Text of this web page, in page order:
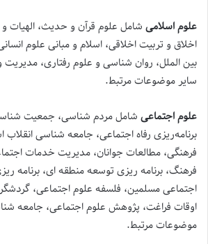
علوم اسلامی شامل علوم قرآن و حدیث، الهیات
اخلاق و تربیت اخلاقی، اسلام و مبانی علوم
بین الملل، روان شناسی و علوم رفتاری، مدیریت
سایر موضوعات مرتبط.
علوم اجتماعی شامل مردم‌ شناسی، جمعیت‌
برنامه‌ریزی رفاه اجتماعی، جامعه ‌شناسی انقلاب
فرهنگی، مطالعات جوانان، مدیریت خدمات
فرهنگ، برنامه ریزی توسعه منطقه ای، برنامه
اجتماعی مسلمین، فلسفه علوم اجتماعی،
اوقات فراغت، پژوهش علوم اجتماعی، جامعه
موضوعات مرتبط.